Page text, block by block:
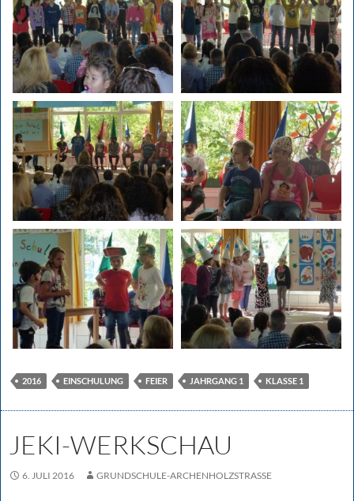
2016 EINSCHULUNG FEIER JAHRGANG 1 KLASSE 1
JEKI-WERKSCHAU
6. JULI 2016 GRUNDSCHULE-ARCHENHOLZSTRASSE